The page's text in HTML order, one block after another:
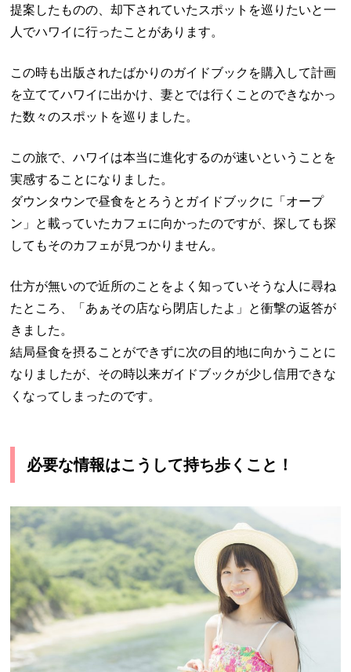
提案したものの、却下されていたスポットを巡りたいと一
人でハワイに行ったことがあります。
この時も出版されたばかりのガイドブックを購入して計画
を立ててハワイに出かけ、妻とでは行くことのできなかっ
た数々のスポットを巡りました。
この旅で、ハワイは本当に進化するのが速いということを
実感することになりました。
ダウンタウンで昼食をとろうとガイドブックに「オープ
ン」と載っていたカフェに向かったのですが、探しても探
してもそのカフェが見つかりません。
仕方が無いので近所のことをよく知っていそうな人に尋ね
たところ、「あぁその店なら閉店したよ」と衝撃の返答が
きました。
結局昼食を摂ることができずに次の目的地に向かうことに
なりましたが、その時以来ガイドブックが少し信用できな
くなってしまったのです。
必要な情報はこうして持ち歩くこと！